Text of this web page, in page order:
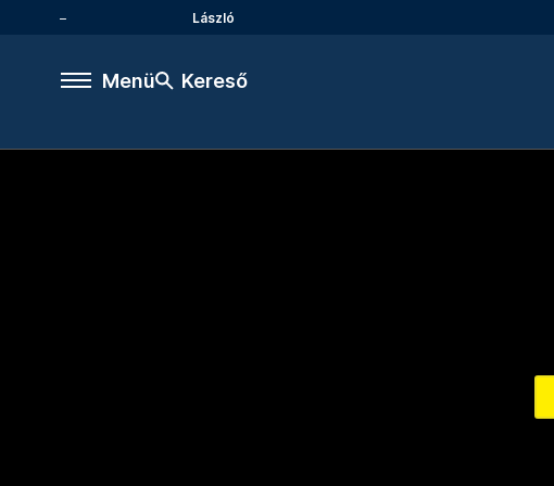
László
Menü Kereső